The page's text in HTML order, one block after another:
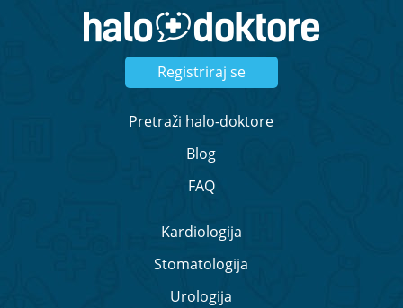
Registriraj se
Pretraži halo-doktore
Blog
FAQ
Kardiologija
Stomatologija
Urologija